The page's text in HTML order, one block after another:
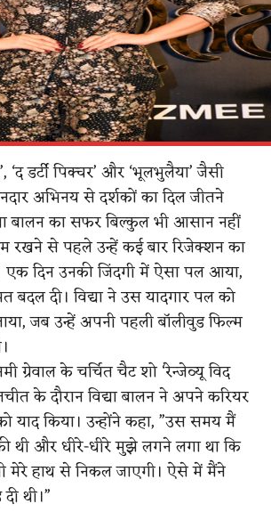
‘द डर्टी पिक्चर’ और ‘भूलभुलैया’ जैसी
अभिनय से दर्शकों का दिल जीतने
बालन का सफर बिल्कुल भी आसान नहीं
रखने से पहले उन्हें कई बार रिजेक्शन का
एक दिन उनकी जिंदगी में ऐसा पल आया,
बदल दी। विद्या ने उस यादगार पल को
जब उन्हें अपनी पहली बॉलीवुड फिल्म
ग्रेवाल के चर्चित चैट शो ‘रेन्जेव्यू विद
के दौरान विद्या बालन ने अपने करियर
याद किया। उन्होंने कहा, ”उस समय मैं
और धीरे-धीरे मुझे लगने लगा था कि
मेरे हाथ से निकल जाएगी। ऐसे में मैंने
थी।”